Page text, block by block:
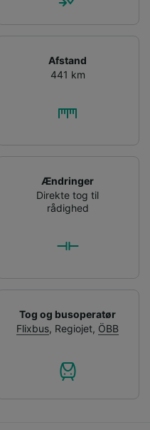
Afstand
441 km
Ændringer
Direkte tog til
rådighed
Tog og busoperatør
Flixbus, Regiojet, ÖBB